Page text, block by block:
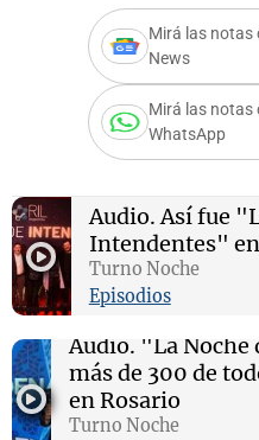
Mirá las notas
News
Mirá las notas
WhatsApp
Audio.Así fue
Intendentes"
Turno Noche
Episodios
Audio. "La Noche
más de 300 de
en Rosario
Turno Noche